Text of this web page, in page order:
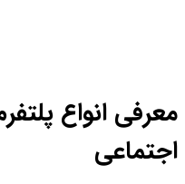
معرفی انواع
اجتماعی